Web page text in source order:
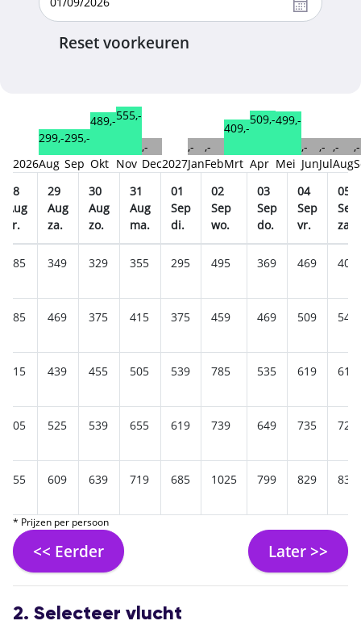
Reset voorkeuren
2026
299,-
Aug
295,-
Sep
489,-
Okt
555,-
Nov
,-
Dec2027
,-
Jan
,-
Feb
409,-
Mrt
509,-
Apr
499,-
Mei
,-
Jun
,-
Jul
,-
Aug
,-
28
Aug
vr.
29
Aug
za.
30
Aug
zo.
31
Aug
ma.
01
Sep
di.
02
Sep
wo.
03
Sep
do.
04
Sep
vr.
05
Sep
za.
385 349 329 355 295 495 369 469 409
385 469 375 415 375 459 469 509 549
415 439 455 505 539 785 535 619 615
505 525 539 655 619 739 649 735 729
555 609 639 719 685 1025 799 829 839
* Prijzen per persoon
<< Eerder Later >>
2. Selecteer vlucht